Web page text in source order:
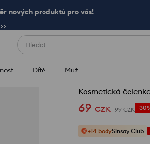
nových produktů pro vás!
Hledat
Dítě Muž
Kosmetická
69 CZK 99 CZK -
+14 bodySinsay Club